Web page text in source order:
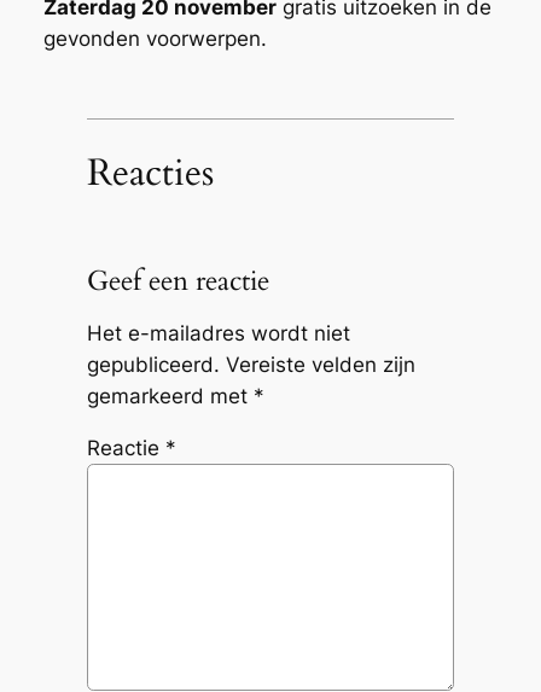
Zaterdag 20 novembergratis uitzoeken in de
gevonden voorwerpen.
Reacties
Geef een reactie
Het e-mailadres wordt niet
gepubliceerd. Vereiste velden zijn
gemarkeerd met *
Reactie *